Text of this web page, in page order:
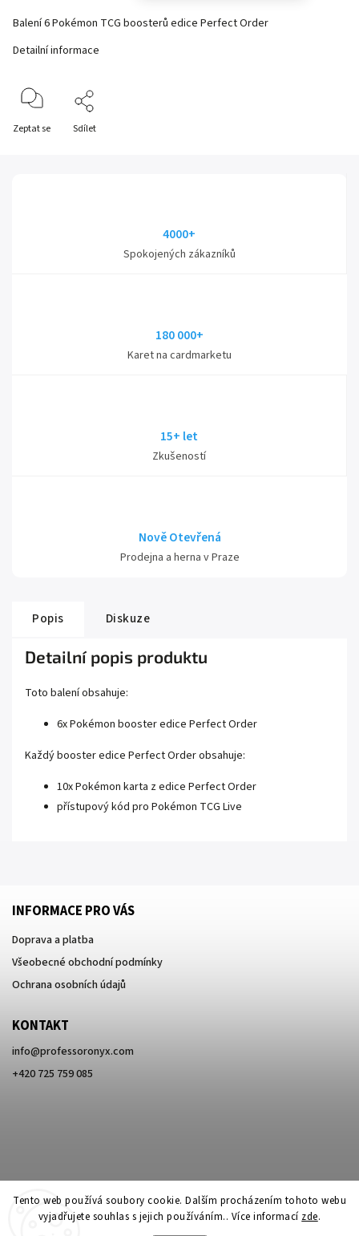
Tento web používá soubory cookie. Dalším procházením tohoto webu
vyjadřujete souhlas s jejich používáním.. Více informací zde.
Balení 6 Pokémon TCG boosterů edice Perfect Order
Detailní informace
Zeptat se Sdílet
4000+
Spokojených zákazníků
180 000+
Karet na cardmarketu
15+ let
Zkušeností
Nově Otevřená
Prodejna a herna v Praze
Popis Diskuze
Detailní popis produktu
Toto balení obsahuje:
6x Pokémon booster edice Perfect Order
Každý booster edice Perfect Order obsahuje:
10x Pokémon karta z edice Perfect Order
přístupový kód pro Pokémon TCG Live
INFORMACE PRO VÁS
Doprava a platba
Všeobecné obchodní podmínky
Ochrana osobních údajů
KONTAKT
info@professoronyx.com
+420 725 759 085